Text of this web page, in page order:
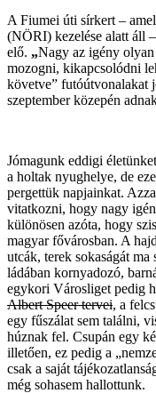
A Fiumei úti sírkert –
(NÖRI) kezelése alatt áll
elő. „Nagy az igény
mozogni, kikapcsolódni
követve” futóútvonalakat
szeptember közepén
Jómagunk eddigi
a holtak nyughelye, de
pergettük napjainkat.
vitatkozni, hogy nagy
különösen azóta, hogy
magyar fővárosban. A
utcák, terek sokaságát
ládában kornyadozó,
egykori Városliget pedig
Albert Speer tervei, a
egy fűszálat sem találni,
húznak fel. Csupán egy
illetően, ez pedig a
csak a saját
még sohasem hallottunk.